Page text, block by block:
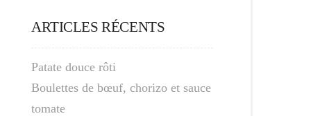
ARTICLES RÉCENTS
Patate douce rôti
Boulettes de bœuf, chorizo et sauce
tomate